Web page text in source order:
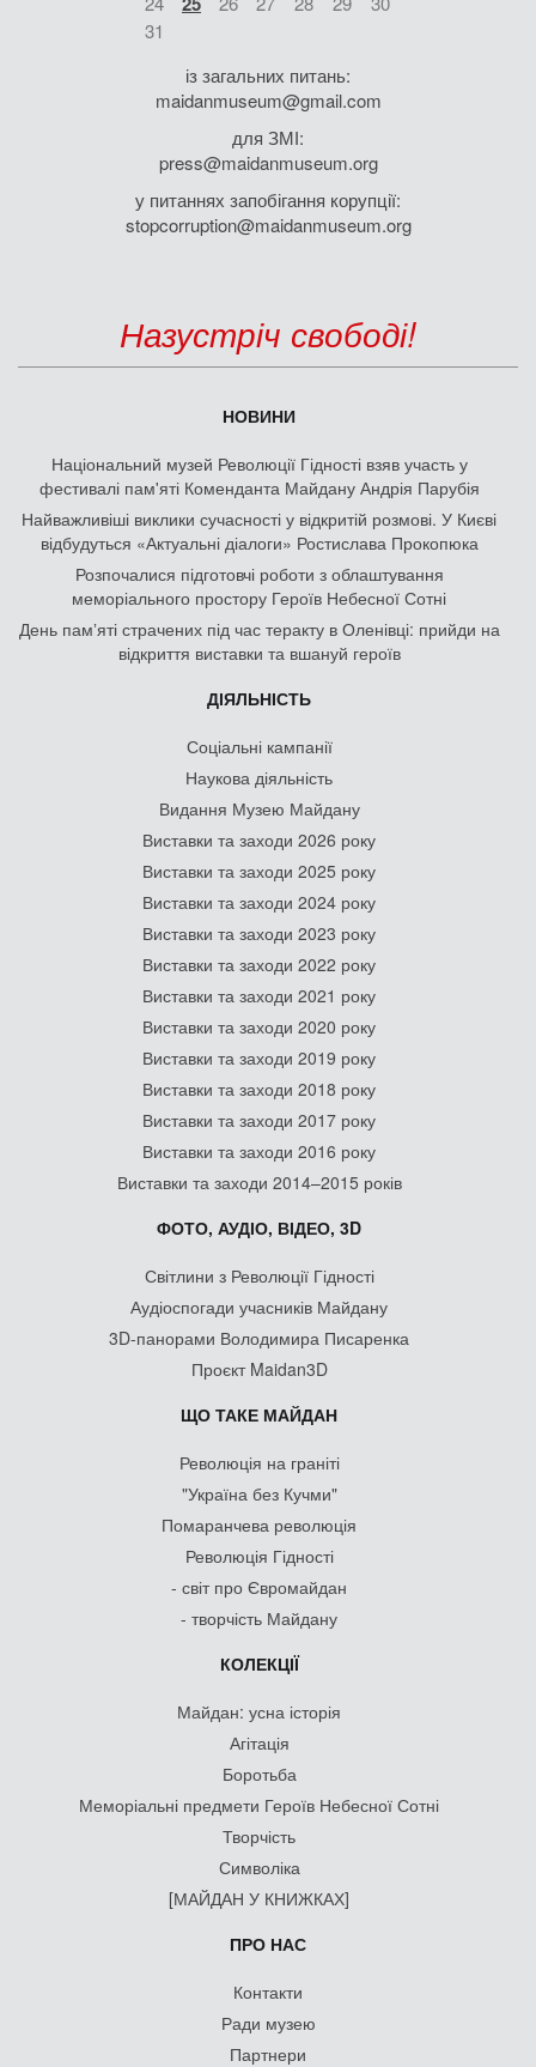
31
із загальних питань:
maidanmuseum@gmail.com
для ЗМІ:
press@maidanmuseum.org
у питаннях запобігання корупції:
stopcorruption@maidanmuseum.org
Назустріч свободі!
НОВИНИ
Національний музей Революції Гідності взяв участь у
фестивалі пам'яті Коменданта Майдану Андрія Парубія
Найважливіші виклики сучасності у відкритій розмові. У Києві
відбудуться «Актуальні діалоги» Ростислава Прокопюка
Розпочалися підготовчі роботи з облаштування
меморіального простору Героїв Небесної Сотні
День памʼяті страчених під час теракту в Оленівці: прийди на
відкриття виставки та вшануй героїв
ДІЯЛЬНІСТЬ
Соціальні кампанії
Наукова діяльність
Видання Музею Майдану
Виставки та заходи 2026 року
Виставки та заходи 2025 року
Виставки та заходи 2024 року
Виставки та заходи 2023 року
Виставки та заходи 2022 року
Виставки та заходи 2021 року
Виставки та заходи 2020 року
Виставки та заходи 2019 року
Виставки та заходи 2018 року
Виставки та заходи 2017 року
Виставки та заходи 2016 року
Виставки та заходи 2014–2015 років
ФОТО, АУДІО, ВІДЕО, 3D
Світлини з Революції Гідності
Аудіоспогади учасників Майдану
3D-панорами Володимира Писаренка
Проєкт Maidan3D
ЩО ТАКЕ МАЙДАН
Революція на граніті
"Україна без Кучми"
Помаранчева революція
Революція Гідності
- світ про Євромайдан
- творчість Майдану
КОЛЕКЦІЇ
Майдан: усна історія
Агітація
Боротьба
Меморіальні предмети Героїв Небесної Сотні
Творчість
Символіка
[МАЙДАН У КНИЖКАХ]
ПРО НАС
Контакти
Ради музею
Партнери